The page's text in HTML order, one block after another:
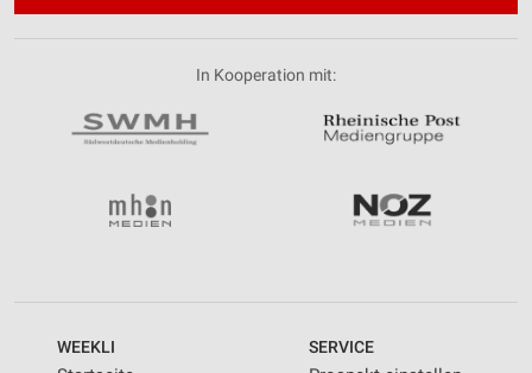
In Kooperation mit:
WEEKLI SERVICE